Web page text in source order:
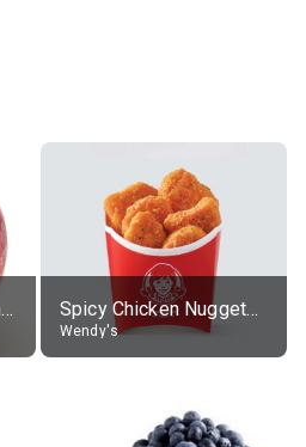
Manzanas, crudas, con piel Spicy Chicken Nuggets, without sauce
Wendy's